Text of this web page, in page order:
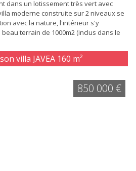
dans un lotissement très vert avec
moderne construite sur 2 niveaux se
avec la nature, l'intérieur s'y
terrain de 1000m2 (inclus dans le
villa JAVEA 160 m²
850 000 €